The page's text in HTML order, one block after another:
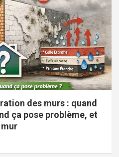
des murs : quand
ça pose problème, et